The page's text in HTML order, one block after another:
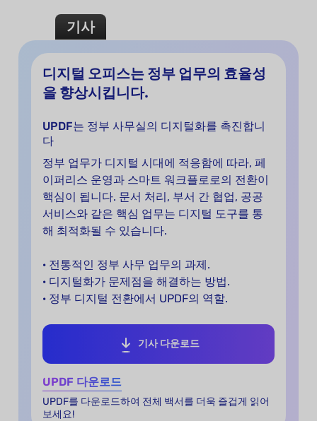
디지털 오피스는 정부 업무의 효율성
을 향상시킵니다.
UPDF는 정부 사무실의 디지털화를 촉진합니
다
정부 업무가 디지털 시대에 적응함에 따라, 페
이퍼리스 운영과 스마트 워크플로로의 전환이
핵심이 됩니다. 문서 처리, 부서 간 협업, 공공
서비스와 같은 핵심 업무는 디지털 도구를 통
해 최적화될 수 있습니다.
· 전통적인 정부 사무 업무의 과제.
· 디지털화가 문제점을 해결하는 방법.
· 정부 디지털 전환에서 UPDF의 역할.
기사 다운로드
UPDF 다운로드
UPDF를 다운로드하여 전체 백서를 더욱 즐겁게 읽어
보세요!
기사